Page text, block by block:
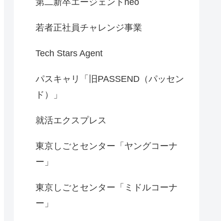
若者正社員チャレンジ事業
Tech Stars Agent
パスキャリ「旧PASSEND（パッセン
ド）」
就活エクスプレス
東京しごとセンター「ヤングコーナ
ー」
東京しごとセンター「ミドルコーナ
ー」